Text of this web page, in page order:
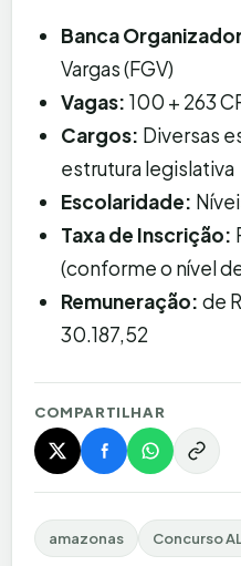
Banca
Vargas (FGV)
Vagas: 100 + 263
Cargos: Diversas
estrutura legislativa
Escolaridade:
Taxa de Inscrição:
(conforme o nível
Remuneração: de
30.187,52
COMPARTILHAR
amazonas Concurso